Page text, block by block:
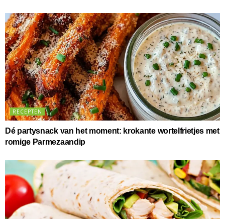
RECEPTEN
Dé partysnack van het moment: krokante wortelfrietjes met
romige Parmezaandip